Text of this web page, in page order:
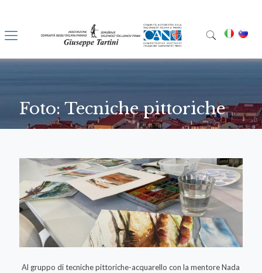
Foto: Tecniche pittoriche
Al gruppo di tecniche pittoriche-acquarello con la mentore Nada